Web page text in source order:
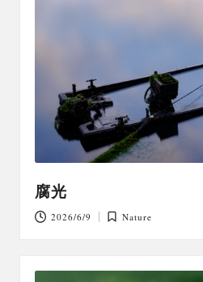
腐光
2026/6/9
Posted
Nature